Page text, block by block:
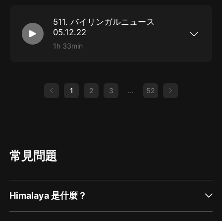
511. バイリンガルニュース
05.12.22
1h 33min
1 2 3 ... 52
常見問題
Himalaya 是什麼？